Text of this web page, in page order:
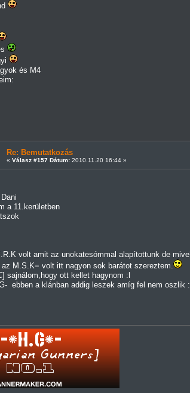
és M4
Re: Bemutatkozás
« Válasz #157 Dátum:2010.11.20 16:44 »
a 11.kerületben
volt amit az unokatesómmal alapítottunk de
M.S.K= volt itt nagyon sok barátot szereztem.
sajnálom,hogy ott kellet hagynom :l
ebben a klánban addig leszek amíg fel nem oszlik